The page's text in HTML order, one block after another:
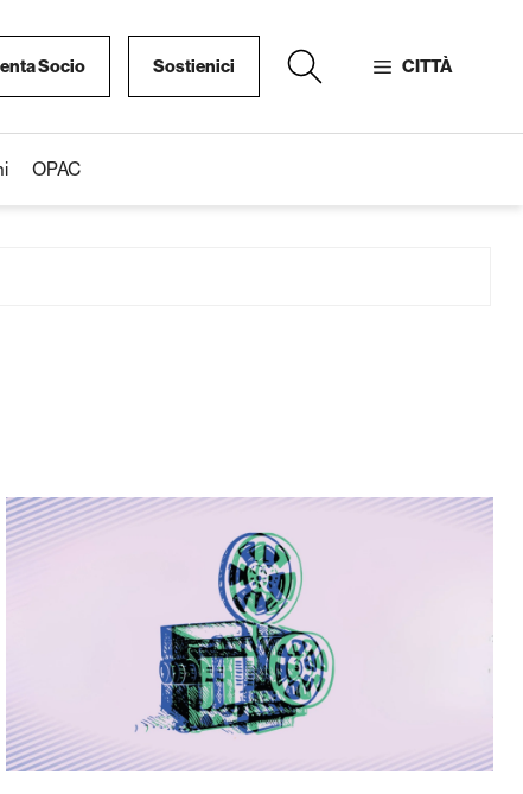
Socio Sostienici CITTÀ
OPAC